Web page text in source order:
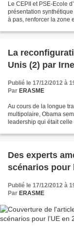
Le CEPII et PSE-Ecole
présentation
à pas, renforcer la zone
La
Unis (2) par
Publié le 17/12/2012 à
Par ERASME
Au cours de la longue
multipolaire, Obama
leadership qui était
Des experts
scénarios pour
Publié le 17/12/2012 à
Par ERASME